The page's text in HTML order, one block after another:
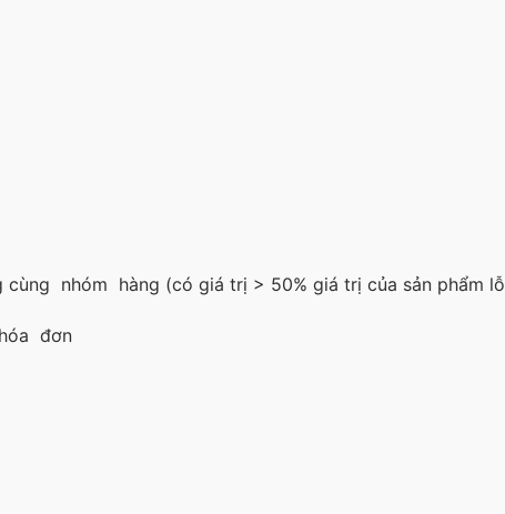
nhóm hàng (có giá trị > 50% giá trị của sản phẩm
đơn